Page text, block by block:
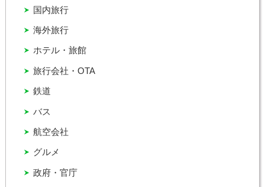
グルメ
バス
ホテル・旅館
国内旅行
政府・官庁
旅行会社・OTA
海外旅行
航空会社
鉄道